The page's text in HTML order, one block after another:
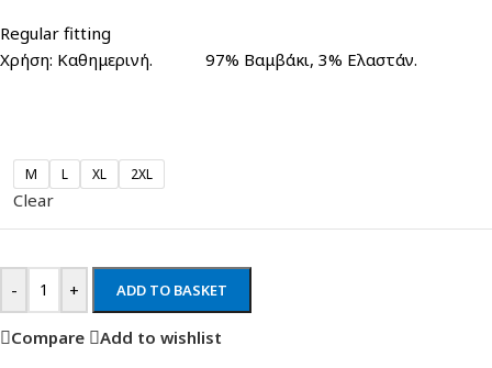
Regular fitting
Χρήση: Καθημερινή. 97% Βαμβάκι, 3% Ελαστάν.
M L XL 2XL
Clear
- + ADD TO BASKET
Compare Add to wishlist